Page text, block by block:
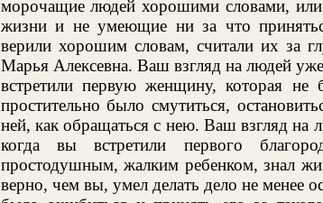
морочащие людей хорошими словами,
жизни и не умеющие ни за что
верили хорошим словам, считали их за
Марья Алексевна. Ваш взгляд на людей
встретили первую женщину, которая
простительно было смутиться,
ней, как обращаться с нею. Ваш взгляд на
когда вы встретили первого
простодушным, жалким ребенком, знал
верно, чем вы, умел делать дело не менее